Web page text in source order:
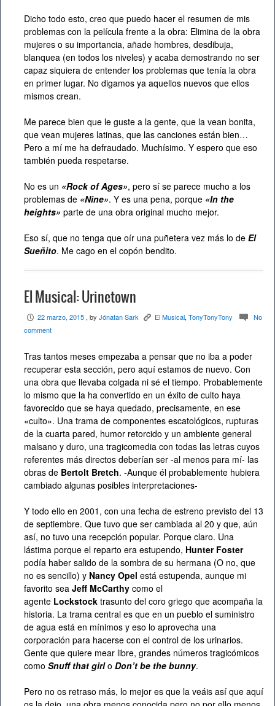
Dicho todo esto, creo que puedo hacer el resumen de mis
problemas con la película frente a la obra: Elimina de la obra
mujeres o su importancia, añade hombres, desdibuja,
blanquea (en todos los niveles) y acaba demostrando no ser
capaz siquiera de entender los problemas que tenía la obra
en primer lugar. No digamos ya aquellos nuevos que ellos
mismos crean.
Me parece bien que le guste a la gente, que la vean bonita,
que vean mujeres latinas, que las canciones están bien…
Pero a mí me ha defraudado. Muchísimo. Y espero que eso
también pueda respetarse.
No es un «Rock of Ages», pero sí se parece mucho a los
problemas de «Nine». Y es una pena, porque «In the
heights» parte de una obra original mucho mejor.
Eso sí, que no tenga que oír una puñetera vez más lo de El
Sueñito. Me cago en el copón bendito.
El Musical: Urinetown
P 22 marzo, 2015 , by Jónatan Sark K El Musical, TonyTonyTony c No
comment
Tras tantos meses empezaba a pensar que no iba a poder
recuperar esta sección, pero aquí estamos de nuevo. Con
una obra que llevaba colgada ni sé el tiempo. Probablemente
lo mismo que la ha convertido en un éxito de culto haya
favorecido que se haya quedado, precisamente, en ese
«culto». Una trama de componentes escatológicos, rupturas
de la cuarta pared, humor retorcido y un ambiente general
malsano y duro, una tragicomedia con todas las letras cuyos
referentes más directos deberían ser -al menos para mí- las
obras de Bertolt Bretch. -Aunque él probablemente hubiera
cambiado algunas posibles interpretaciones-
Y todo ello en 2001, con una fecha de estreno previsto del 13
de septiembre. Que tuvo que ser cambiada al 20 y que, aún
así, no tuvo una recepción popular. Porque claro. Una
lástima porque el reparto era estupendo, Hunter Foster
podía haber salido de la sombra de su hermana (O no, que
no es sencillo) y Nancy Opel está estupenda, aunque mi
favorito sea Jeff McCarthy como el
agente Lockstock trasunto del coro griego que acompaña la
historia. La trama central es que en un pueblo el suministro
de agua está en mínimos y eso lo aprovecha una
corporación para hacerse con el control de los urinarios.
Gente que quiere mear libre, grandes números tragicómicos
como Snuff that girlo Don’t be the bunny.
Pero no os retraso más, lo mejor es que la veáis así que aquí